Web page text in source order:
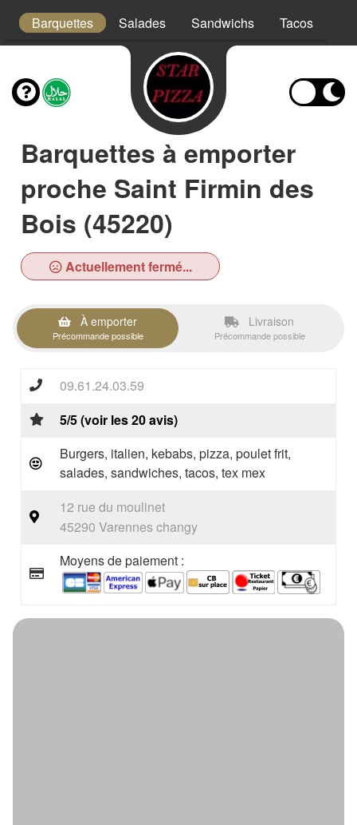
Barquettes Salades Sandwichs Tacos
Barquettes à emporter
proche Saint Firmin des
Bois (45220)
Actuellement fermé...
À emporter
Précommande possible
Livraison
Précommande possible
09.61.24.03.59
5/5 (voir les 20 avis)
Burgers, italien, kebabs, pizza, poulet frit,
salades, sandwiches, tacos, tex mex
12 rue du moulinet
45290 Varennes changy
Moyens de paiement :